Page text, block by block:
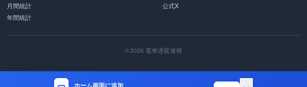
月間統計
年間統計
公式X
© 2026 電車遅延速報
ホーム画面に追加